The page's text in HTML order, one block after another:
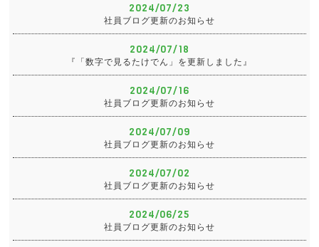
2024/07/23
社員ブログ更新のお知らせ
2024/07/18
『「数字で見るたけでん」を更新しました』
2024/07/16
社員ブログ更新のお知らせ
2024/07/09
社員ブログ更新のお知らせ
2024/07/02
社員ブログ更新のお知らせ
2024/06/25
社員ブログ更新のお知らせ